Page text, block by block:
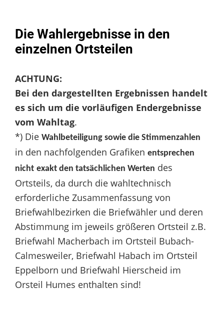
Die Wahlergebnisse in den
einzelnen Ortsteilen
ACHTUNG:
Bei den dargestellten Ergebnissen handelt
es sich um die vorläufigen Endergebnisse
vom Wahltag.
*) Die Wahlbeteiligung sowie die Stimmenzahlen
in den nachfolgenden Grafiken entsprechen
nicht exakt den tatsächlichen Werten des
Ortsteils, da durch die wahltechnisch
erforderliche Zusammenfassung von
Briefwahlbezirken die Briefwähler und deren
Abstimmung im jeweils größeren Ortsteil z.B.
Briefwahl Macherbach im Ortsteil Bubach-
Calmesweiler, Briefwahl Habach im Ortsteil
Eppelborn und Briefwahl Hierscheid im
Orsteil Humes enthalten sind!